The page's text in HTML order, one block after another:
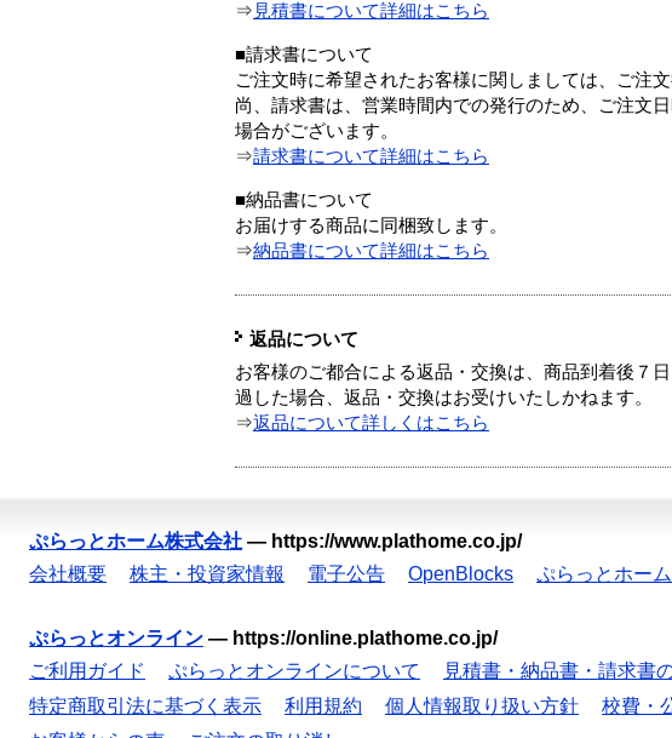
⇒ 見積書について詳細はこちら
■請求書について
ご注文時に希望されたお客様に関しましては、ご注
尚、請求書は、営業時間内での発行のため、ご注文
場合がございます。
⇒請求書について詳細はこちら
■納品書について
お届けする商品に同梱致します。
⇒納品書について詳細はこちら
返品について
お客様のご都合による返品・交換は、商品到着後７
過した場合、返品・交換はお受けいたしかねます。
⇒返品について詳しくはこちら
ぷらっとホーム株式会社 — https://www.plathome.co.jp/
会社概要
株主・投資家情報 電子公告 OpenBlocks ぷらっとホー
ぷらっとオンライン — https://online.plathome.co.jp/
ご利用ガイド
ぷらっとオンラインについて 見積書・納品書・請求書
特定商取引法に基づく表示
利用規約 個人情報取り扱い方針 校費・